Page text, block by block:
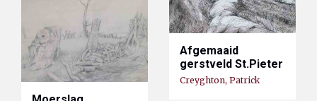
Afgemaaid
gerstveld St.Pieter
Creyghton, Patrick